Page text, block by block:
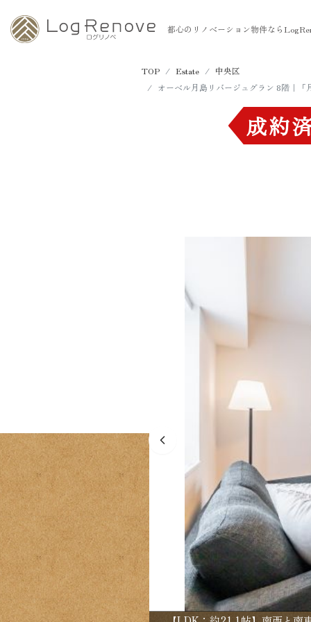
都心のリノベーション物件なら
TOP Estate
中央区
オーベル月島リバージュグラン 8階｜
成約